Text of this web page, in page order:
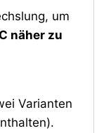
um
näher zu
Varianten